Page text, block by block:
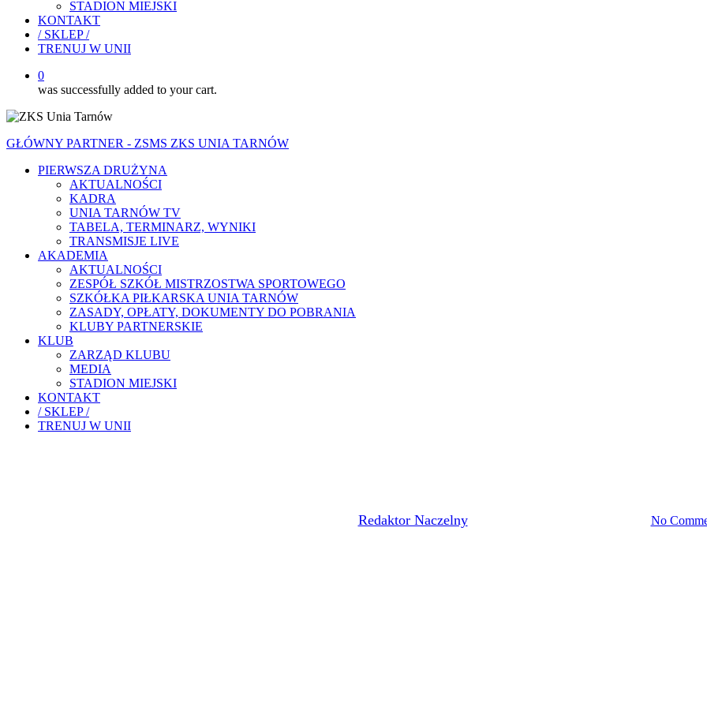
STADION MIEJSKI
KONTAKT
/ SKLEP /
TRENUJ W UNII
0
was successfully added to your cart.
GŁÓWNY PARTNER - ZSMS ZKS UNIA TARNÓW
PIERWSZA DRUŻYNA
AKTUALNOŚCI
KADRA
UNIA TARNÓW TV
TABELA, TERMINARZ, WYNIKI
TRANSMISJE LIVE
AKADEMIA
AKTUALNOŚCI
ZESPÓŁ SZKÓŁ MISTRZOSTWA SPORTOWEGO
SZKÓŁKA PIŁKARSKA UNIA TARNÓW
ZASADY, OPŁATY, DOKUMENTY DO POBRANIA
KLUBY PARTNERSKIE
KLUB
ZARZĄD KLUBU
MEDIA
STADION MIEJSKI
KONTAKT
/ SKLEP /
TRENUJ W UNII
Redaktor Naczelny12 listopada, 2020 No